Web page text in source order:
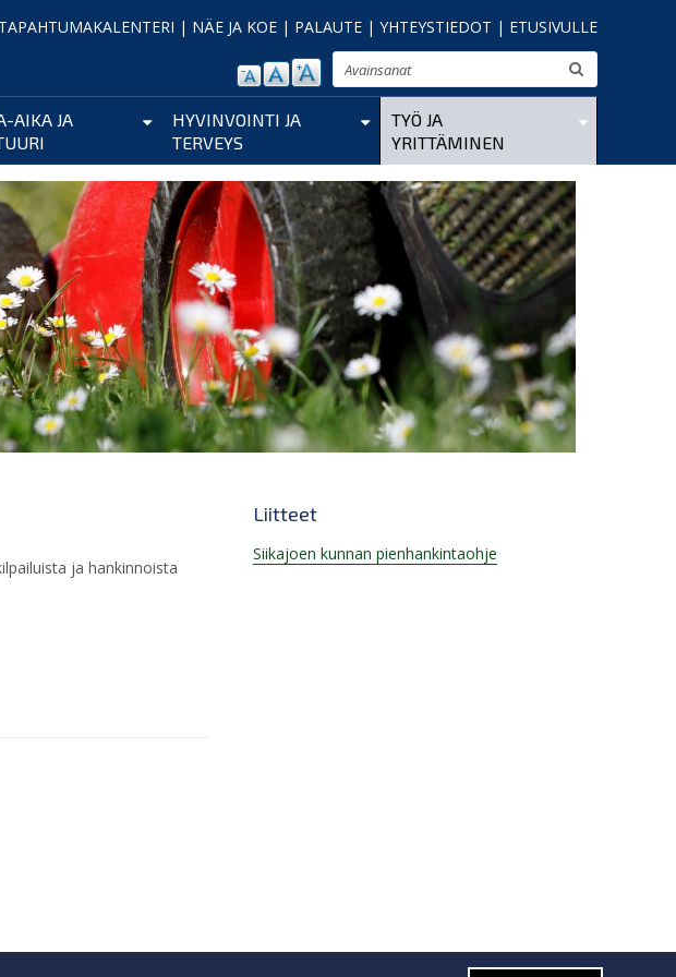
TAPAHTUMAKALENTERI | NÄE JA KOE | PALAUTE | YHTEYSTIEDOT | ETUSIVULLE
Etsi
AIKA JA
HYVINVOINTI JA
TERVEYS
TYÖ JA
YRITTÄMINEN
ja hankinnoista
Liitteet
Siikajoen kunnan pienhankintaohje